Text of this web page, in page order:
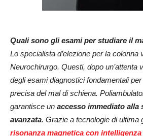
Quali sono gli esami per studiare il
Lo specialista d’elezione per la colonna
Neurochirurgo. Questi, dopo un’attenta
degli esami diagnostici fondamentali
precisa del mal di schiena.
garantisce un accesso immediato alla
avanzata. Grazie a tecnologie di ultima
risonanza magnetica con